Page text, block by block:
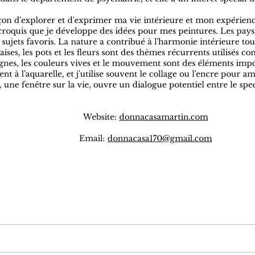
d'explorer et d'exprimer ma vie intérieure et mon
que je développe des idées pour mes peintures. Les
favoris. La nature a contribué à l'harmonie intérieure
les pots et les fleurs sont des thèmes récurrents utilisés
les couleurs vives et le mouvement sont des éléments
à l'aquarelle, et j'utilise souvent le collage ou l'encre pour
une fenêtre sur la vie, ouvre un dialogue potentiel entre le
Website: donnacasamartin.com
Email: donnacasa170@gmail.com